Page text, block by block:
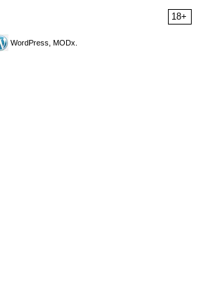
18+
WordPress, MODx.